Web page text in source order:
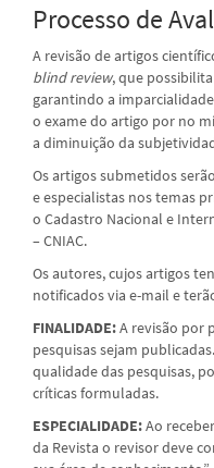
Processo de
A revisão de artigos
blind review, que
garantindo a
o exame do artigo por no
a diminuição da
Os artigos submetidos
e especialistas nos temas
o Cadastro Nacional e
– CNIAC.
Os autores, cujos artigos
notificados via e-mail e
FINALIDADE:A revisão por
pesquisas sejam
qualidade das pesquisas,
críticas formuladas.
ESPECIALIDADE:Ao
da Revista o revisor deve